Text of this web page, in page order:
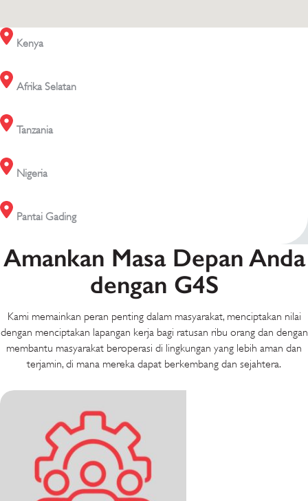
Kenya
Afrika Selatan
Tanzania
Nigeria
Pantai Gading
Amankan Masa Depan Anda
dengan G4S
Kami memainkan peran penting dalam masyarakat, menciptakan nilai
dengan menciptakan lapangan kerja bagi ratusan ribu orang dan dengan
membantu masyarakat beroperasi di lingkungan yang lebih aman dan
terjamin, di mana mereka dapat berkembang dan sejahtera.